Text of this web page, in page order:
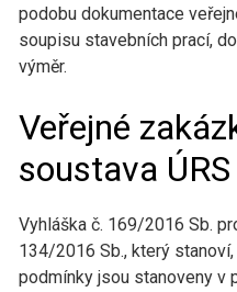
podobu dokumentace
soupisu stavebních prací,
výměr.
Veřejné
soustava ÚRS
Vyhláška č. 169/2016 Sb.
134/2016 Sb., který
podmínky jsou stanoveny v